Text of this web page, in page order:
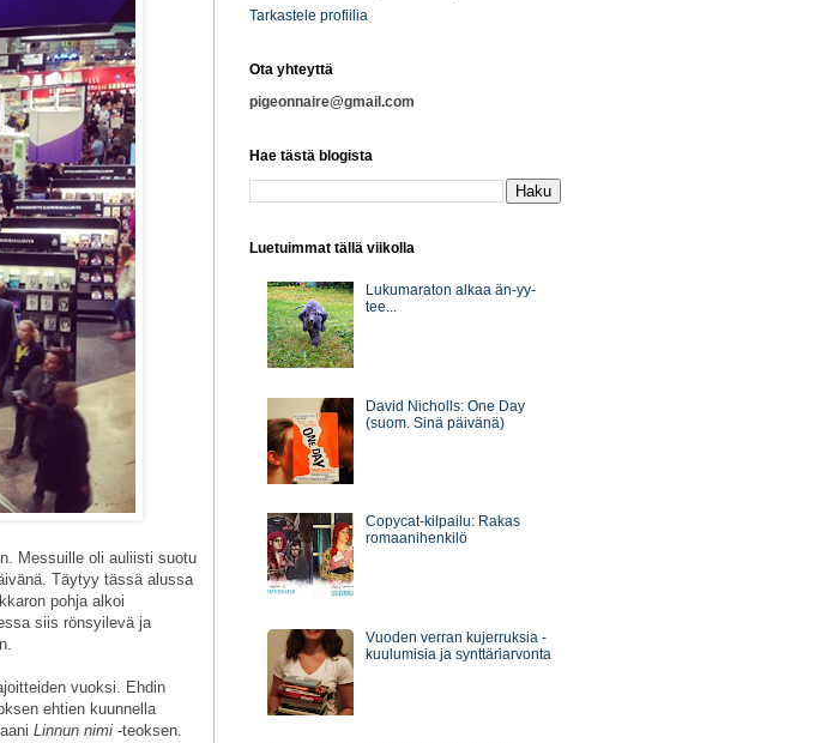
Messuille oli auliisti suotu
Täytyy tässä alussa
pohja alkoi
siis rönsyilevä ja
vuoksi. Ehdin
ehtien kuunnella
Linnun nimi -teoksen.
Tarkastele profiilia
Ota yhteyttä
pigeonnaire@gmail.com
Hae tästä blogista
Luetuimmat tällä viikolla
Lukumaraton alkaa än-yy-
tee...
David Nicholls: One Day
(suom. Sinä päivänä)
Copycat-kilpailu: Rakas
romaanihenkilö
Vuoden verran kujerruksia -
kuulumisia ja synttäriarvonta